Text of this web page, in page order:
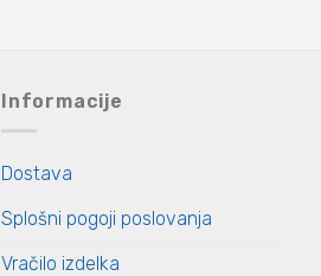
Informacije
Dostava
Splošni pogoji poslovanja
Vračilo izdelka